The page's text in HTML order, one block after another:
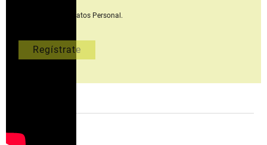
Tratamiento del Datos Personal.